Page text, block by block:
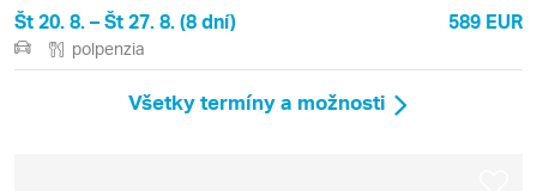
Št 20. 8. – Št 27. 8. (8 dní) 589 EUR
polpenzia
Všetky termíny a možnosti